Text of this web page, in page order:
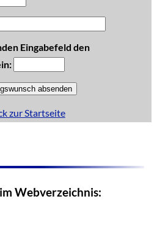
Eingabefeld den
zur Startseite
Webverzeichnis: